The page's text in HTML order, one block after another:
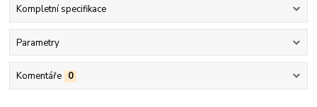
Kompletní specifikace
Parametry
Komentáře 0